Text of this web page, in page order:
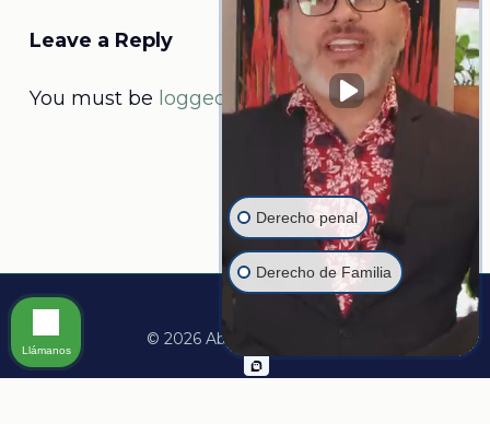
Leave a Reply
You must be logged into post a comment.
© 2026 Abogado Martine.
Derecho penal
Derecho de Familia
Llámanos